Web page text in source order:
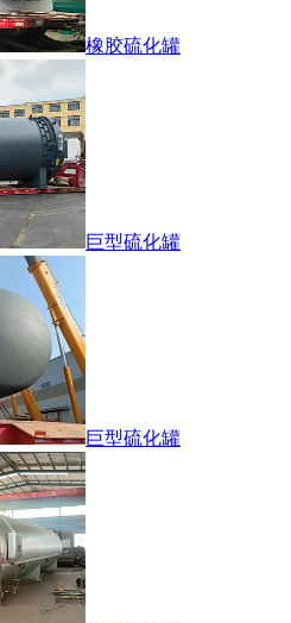
橡胶硫化罐
巨型硫化罐
巨型硫化罐